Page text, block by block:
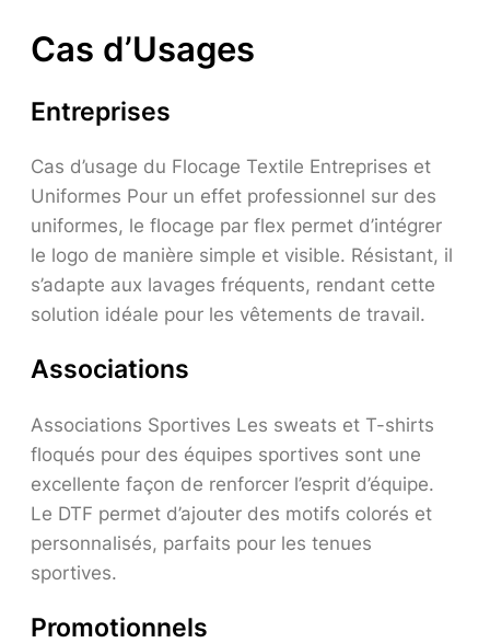
Cas d’Usages
Entreprises
Cas d’usage du Flocage Textile Entreprises et
Uniformes Pour un effet professionnel sur des
uniformes, le flocage par flex permet d’intégrer
le logo de manière simple et visible. Résistant, il
s’adapte aux lavages fréquents, rendant cette
solution idéale pour les vêtements de travail.
Associations
Associations Sportives Les sweats et T-shirts
floqués pour des équipes sportives sont une
excellente façon de renforcer l’esprit d’équipe.
Le DTF permet d’ajouter des motifs colorés et
personnalisés, parfaits pour les tenues
sportives.
Promotionnels